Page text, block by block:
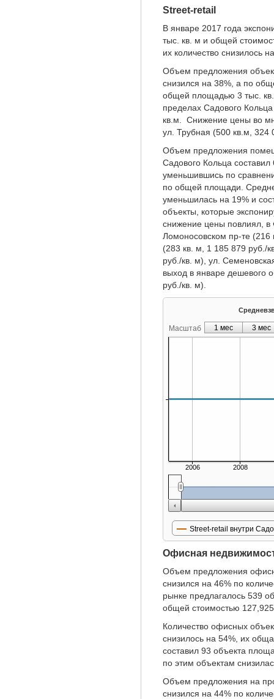
Street-retail
В январе 2017 года
тыс. кв. м и общей
их количество снизилось
Объем предложения
снизился на 38%, а по
общей площадью 3 тыс.
пределах Садового
кв.м. Снижение цены во
ул. Трубная (500 кв.м, 324
Объем предложения
Садового Кольца
уменьшившись по
по общей площади.
уменьшилась на 19% и
объекты, которые
снижение цены повлиял, в
Ломоносовском пр-те
(283 кв. м, 1 185 879 руб./
руб./кв. м), ул.
выход в январе дешевого
руб./кв. м).
Масштаб
Street-retail внутри
2006 2008
1 мес 3 мес
Офисная
Объем предложения
снизился на 46% по
рынке предлагалось 539
общей стоимостью
Количество офисных
снизилось на 54%, их
составил 93 объекта
по этим объектам
Объем предложения на
снизился на 44% по